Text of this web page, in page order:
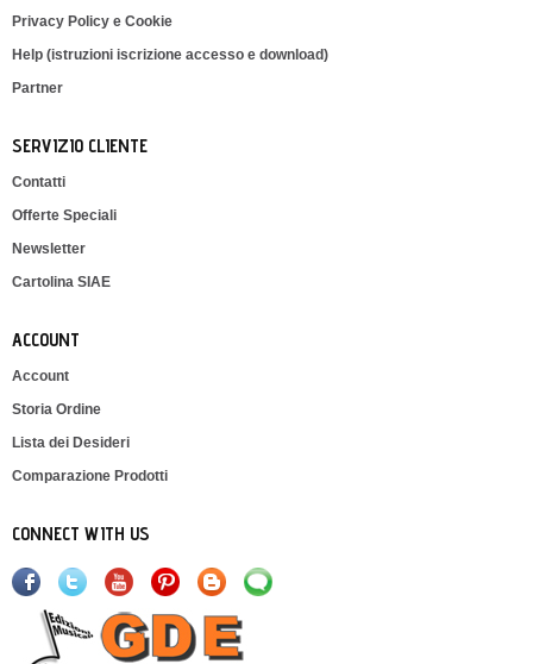
Privacy Policy e Cookie
Help (istruzioni iscrizione accesso e download)
Partner
SERVIZIO CLIENTE
Contatti
Offerte Speciali
Newsletter
Cartolina SIAE
ACCOUNT
Account
Storia Ordine
Lista dei Desideri
Comparazione Prodotti
CONNECT WITH US